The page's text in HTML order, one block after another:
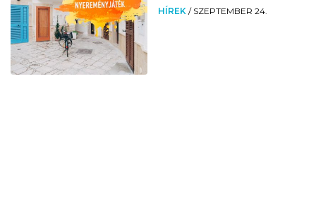
HÍREK / SZEPTEMBER 24.